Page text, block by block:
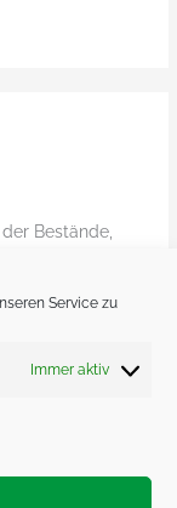
Service zu
Immer aktiv
Bestände,
€ 8,90)
Bankkonto